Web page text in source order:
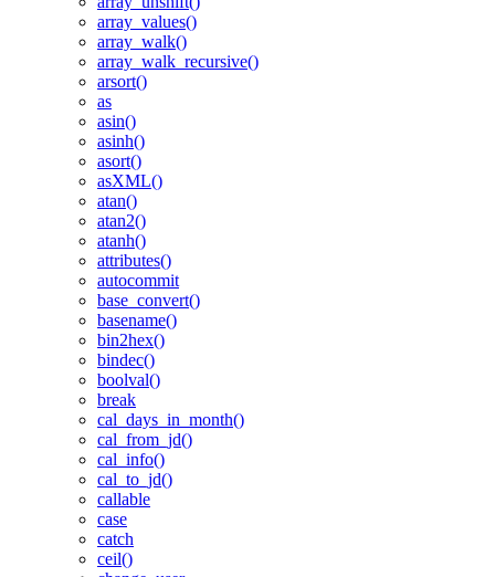
array_values()
array_walk()
array_walk_recursive()
arsort()
as
asin()
asinh()
asort()
asXML()
atan()
atan2()
atanh()
attributes()
autocommit
base_convert()
basename()
bin2hex()
bindec()
boolval()
break
cal_days_in_month()
cal_from_jd()
cal_info()
cal_to_jd()
callable
case
catch
ceil()